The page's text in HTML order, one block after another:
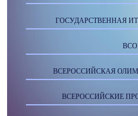
ГОСУДАРСТВЕННАЯ
ВСЕРОССИЙСКАЯ
ВСЕРОССИЙСКИЕ